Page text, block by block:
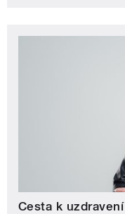
Cesta k uzdravení